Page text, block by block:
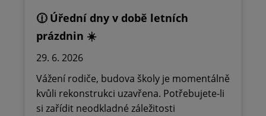
🕧 Úřední dny v době letních
prázdnin ☀️
29. 6. 2026
Vážení rodiče, budova školy je momentálně
kvůli rekonstrukci uzavřena. Potřebujete-li
si zařídit neodkladné záležitosti